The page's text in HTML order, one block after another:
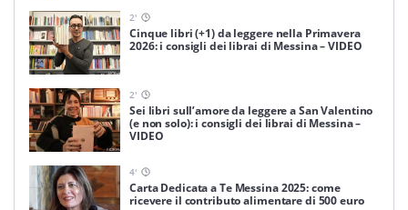
2'
Cinque libri (+1) da leggere nella Primavera
2026: i consigli dei librai di Messina – VIDEO
2'
Sei libri sull’amore da leggere a San Valentino
(e non solo): i consigli dei librai di Messina –
VIDEO
4'
Carta Dedicata a Te Messina 2025: come
ricevere il contributo alimentare di 500 euro